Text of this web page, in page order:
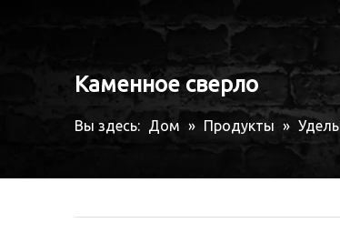
Каменное сверло
Вы здесь: Дом » Продукты »